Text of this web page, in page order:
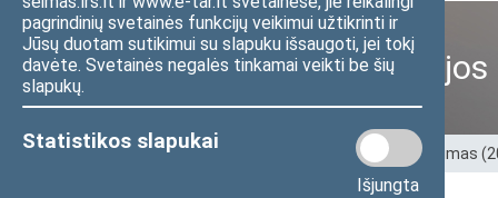
pagrindinių svetainės funkcijų veikimui užtikrinti ir
Jūsų duotam sutikimui su slapuku išsaugoti, jei tokį
davėte. Svetainės negalės tinkamai veikti be šių
slapukų.
Statistikos slapukai
Išjungta
Ankstesnės kadencijos
Pradžia>Ankstesnės kadencijos > XIII Seimas